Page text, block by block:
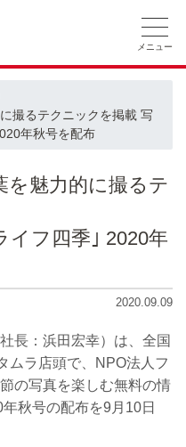
CSRの取り組み
撮るテクニックを掲載 写
年秋号を配布
を魅力的に撮るテ
イフ四季｣ 2020年
2020.09.09
長：浜田宏幸）は、全国
ムラ店頭で、NPO法人フ
の写真を楽しむ無料の情
秋号の配布を9月10日